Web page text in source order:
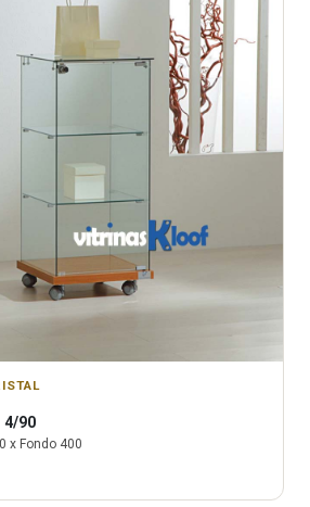
4/90
x Fondo 400